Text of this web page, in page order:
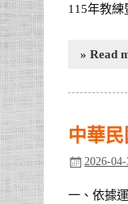
115年教
» Read
中華
2026-
一、依據